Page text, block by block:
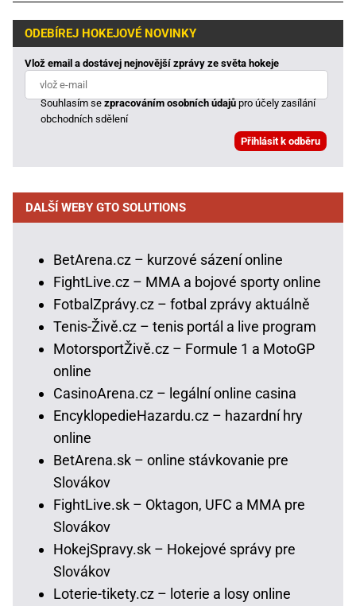
ODEBÍREJ HOKEJOVÉ NOVINKY
Vlož email a dostávej nejnovější zprávy ze světa hokeje
Souhlasím sezpracováním osobních údajůpro účely zasílání
obchodních sdělení
DALŠÍ WEBY GTO SOLUTIONS
BetArena.cz – kurzové sázení online
FightLive.cz – MMA a bojové sporty online
FotbalZprávy.cz – fotbal zprávy aktuálně
Tenis-Živě.cz – tenis portál a live program
MotorsportŽivě.cz – Formule 1 a MotoGP
online
CasinoArena.cz – legální online casina
EncyklopedieHazardu.cz – hazardní hry
online
BetArena.sk – online stávkovanie pre
Slovákov
FightLive.sk – Oktagon, UFC a MMA pre
Slovákov
HokejSpravy.sk – Hokejové správy pre
Slovákov
Loterie-tikety.cz – loterie a losy online